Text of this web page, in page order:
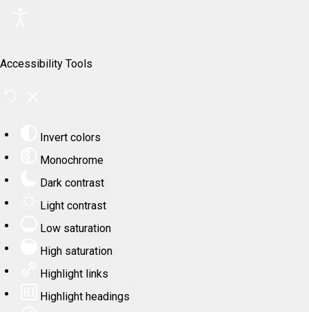
Accessibility Tools
Invert colors
Monochrome
Dark contrast
Light contrast
Low saturation
High saturation
Highlight links
Highlight headings